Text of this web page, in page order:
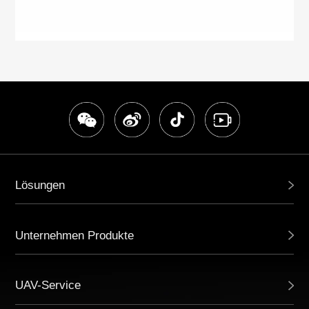
Lösungen
Unternehmen Produkte
UAV-Service